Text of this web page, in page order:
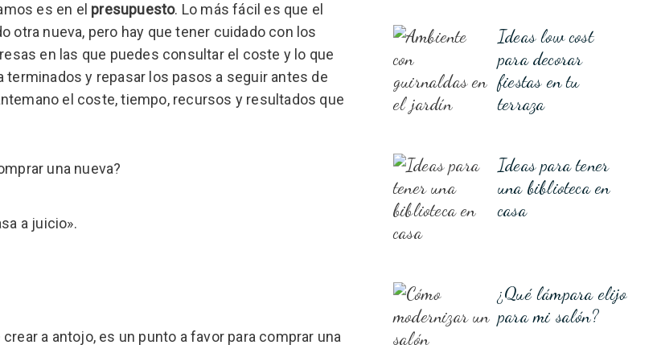
es en el presupuesto. Lo más fácil es que el
otra nueva, pero hay que tener cuidado con los
en las que puedes consultar el coste y lo que
terminados y repasar los pasos a seguir antes de
el coste, tiempo, recursos y resultados que
a juicio».
a antojo, es un punto a favor para comprar una
Ideas low cost
para decorar
fiestas en tu
terraza
Ideas para tener
una biblioteca en
casa
¿Qué lámpara elijo
para mi salón?